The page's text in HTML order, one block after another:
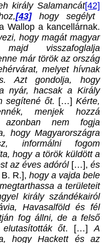
király Salamancát[42]
[43]hogy segélyt
Wallop a kancellárnak.
hogy magát magyar
visszafoglalja
már török az ország
melyet hívnak
Azt gondolja, hogy
nyár, hacsak a Király
segítené őt. […]Kérte,
menjek hozzá
nem fogja
hogy Magyarországra
informálni fogom
hogy a török küldött a
az éves adóról[…], és
R.], hogy a vajda bele
a területeit
király szándékairól
Havasalföld és fél
fog állni, de a felső
őt. […]A
hogy Hackett és az